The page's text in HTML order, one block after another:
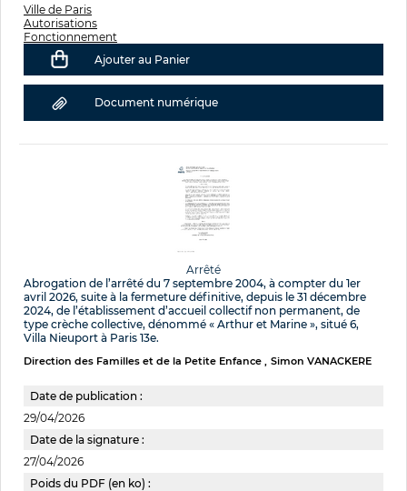
Ville de Paris
Autorisations
Fonctionnement
Ajouter au Panier
Document numérique
Arrêté
Abrogation de l’arrêté du 7 septembre 2004, à compter du 1er
avril 2026, suite à la fermeture définitive, depuis le 31 décembre
2024, de l’établissement d’accueil collectif non permanent, de
type crèche collective, dénommé « Arthur et Marine », situé 6,
Villa Nieuport à Paris 13e.
Direction des Familles et de la Petite Enfance Simon VANACKERE
Date de publication :
29/04/2026
Date de la signature :
27/04/2026
Poids du PDF (en ko) :